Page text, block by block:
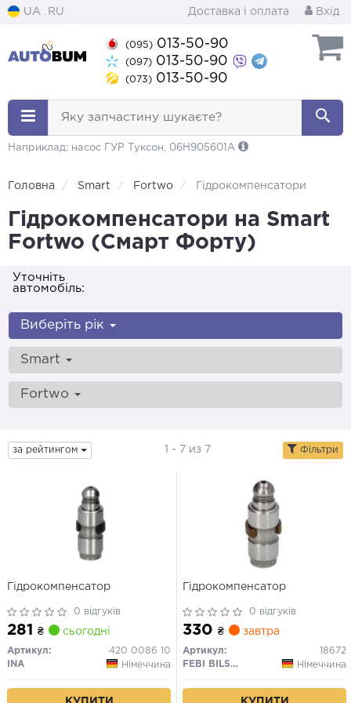
UA RU Доставка і оплата Вхід
(095) 013-50-90
(097) 013-50-90
(073) 013-50-90
Яку запчастину шукаєте?
Наприклад: насос ГУР Туксон, 06H905601A
Головна Smart Fortwo Гідрокомпенсатори
Гідрокомпенсатори на Smart
Fortwo (Смарт Форту)
Уточніть
автомобіль:
Виберіть рік
Smart
Fortwo
за рейтингом 1 - 7 из 7 Фільтри
Гідрокомпенсатор
0 відгуків
281 ₴ сьогодні
Артикул:
420 0086 10
INA
Німеччина
Гідрокомпенсатор
0 відгуків
330 ₴ завтра
Артикул:
18672
FEBI BILSTEIN
Німеччина